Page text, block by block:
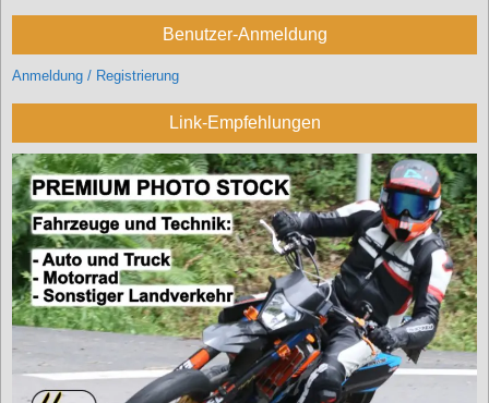
Benutzer-Anmeldung
Anmeldung / Registrierung
Link-Empfehlungen